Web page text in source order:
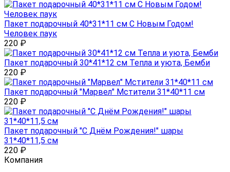
Пакет подарочный 40*31*11 см С Новым Годом!
Человек паук
220 ₽
Пакет подарочный 30*41*12 см Тепла и уюта, Бемби
220 ₽
Пакет подарочный "Марвел" Мстители 31*40*11 см
220 ₽
Пакет подарочный "С Днём Рождения!" шары
31*40*11,5 см
220 ₽
Компания